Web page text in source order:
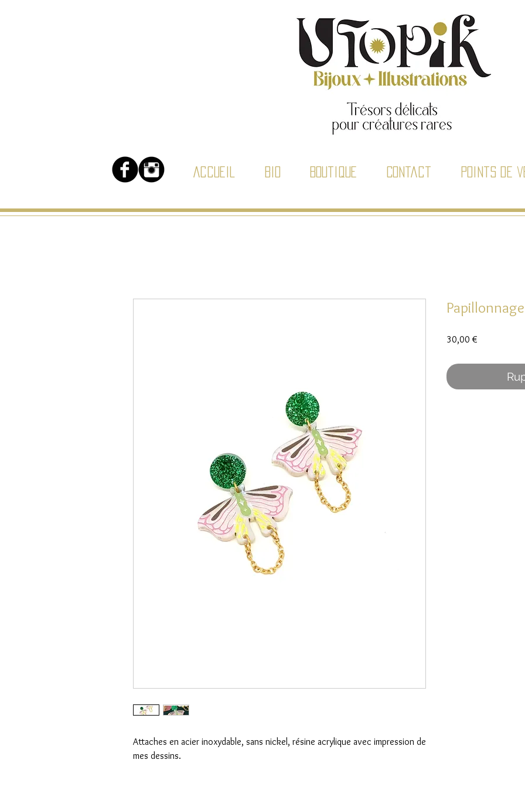
Accueil Bio Boutique Contact Points de
Attaches en acier inoxydable, sans nickel, résine acrylique avec impression de
mes dessins.
Papillonnage
30,00 €